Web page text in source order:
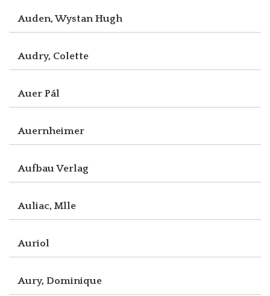
Auden, Wystan Hugh
Audry, Colette
Auer Pál
Auernheimer
Aufbau Verlag
Auliac, Mlle
Auriol
Aury, Dominique